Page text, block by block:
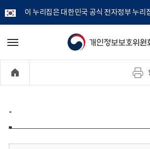
이 누리집은 대한민국 공식 전자정부 누리
개
정
보
메
기
-